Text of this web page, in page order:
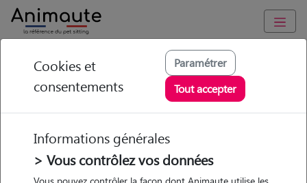
Animaute Bretagne / Rennes
Louise - Petsitter à
RENNES
• 18 ans
Cookies et
consentements
Paramétrer
Tout accepter
Informations générales
> Vous contrôlez vos données